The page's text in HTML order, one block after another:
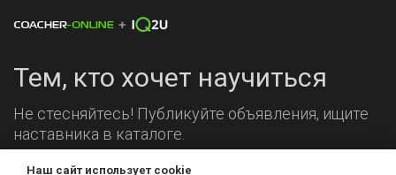
Тем, кто хочет научиться
Не стесняйтесь! Публикуйте объявления, ищите
наставника в каталоге.
Наш сайт использует cookie